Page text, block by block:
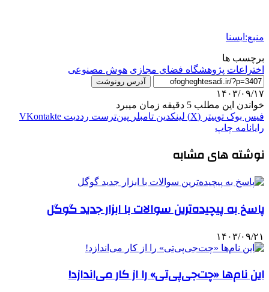
منبع:ایسنا
برچسب ها
اختراعات پژوهشگاه فضای مجازی هوش مصنوعی
آدرس رونوشت
۱۴۰۳/۰۹/۱۷
خواندن این مطلب 5 دقیقه زمان میبرد
فیس بوک توییتر (X) لینکدین ‫تامبلر ‫پین‌ترست ‫رددیت ‫VKontakte
رایانامه چاپ
نوشته های مشابه
پاسخ به پیچیده‌ترین سوالات با ابزار جدید گوگل
۱۴۰۳/۰۹/۲۱
این نام‌ها «چت‌جی‌پی‌تی» را از کار می‌اندازد!